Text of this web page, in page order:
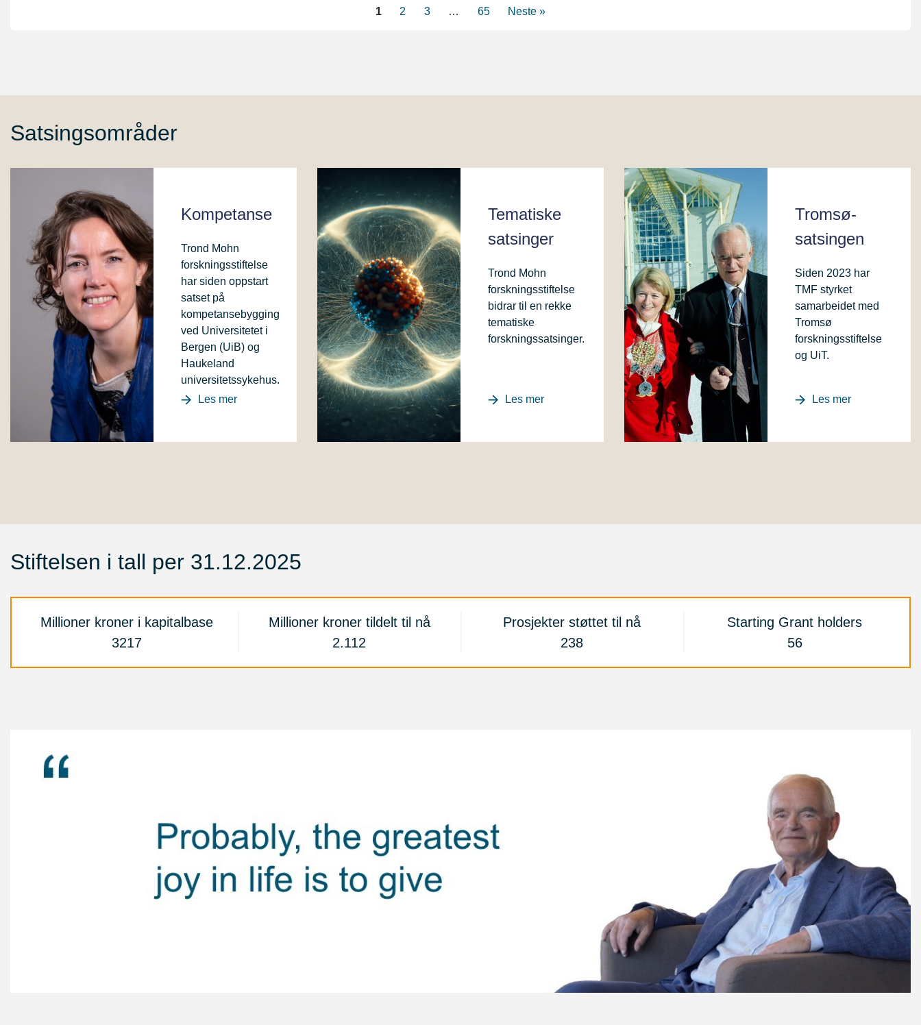
1 2 3 … 65 Neste »
Satsingsområder
Kompetanse
Trond Mohn
forskningsstiftelse
har siden oppstart
satset på
kompetansebygging
ved Universitetet i
Bergen (UiB) og
Haukeland
universitetssykehus.
Les mer
Tematiske
satsinger
Trond Mohn
forskningsstiftelse
bidrar til en rekke
tematiske
forskningssatsinger.
Les mer
Tromsø-
satsingen
Siden 2023 har
TMF styrket
samarbeidet med
Tromsø
forskningsstiftelse
og UiT.
Les mer
Stiftelsen i tall per 31.12.2025
Millioner kroner i kapitalbase
3217
Millioner kroner tildelt til nå
2.112
Prosjekter støttet til nå
238
Starting Grant holders
56